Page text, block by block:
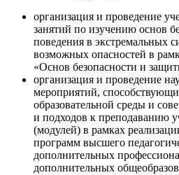
организация и проведение
занятий по изучению основ
поведения в экстремальных
возможных опасностей в
«Основ безопасности и
организация и проведение
мероприятий,
образовательной среды и
и подходов к преподаванию
(модулей) в рамках
программ высшего
дополнительных
дополнительных